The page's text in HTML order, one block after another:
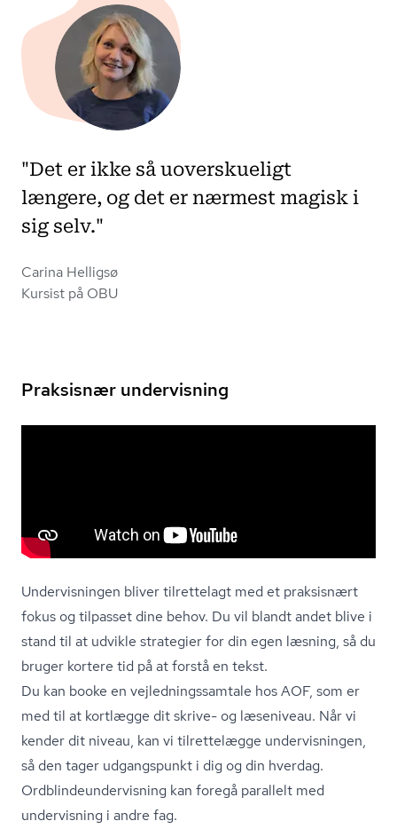
"Det er ikke så uoverskueligt
længere, og det er nærmest magisk i
sig selv."
Carina Helligsø
Kursist på OBU
Praksisnær undervisning
Undervisningen bliver tilrettelagt med et praksisnært
fokus og tilpasset dine behov. Du vil blandt andet blive i
stand til at udvikle strategier for din egen læsning, så du
bruger kortere tid på at forstå en tekst.
Du kan booke en vej­led­nings­sam­ta­le hos AOF, som er
med til at kortlægge dit skrive- og læseniveau. Når vi
kender dit niveau, kan vi tilrettelægge undervisningen,
så den tager udgangspunkt i dig og din hverdag.
Ord­blin­de­un­der­vis­ning kan foregå parallelt med
undervisning i andre fag.